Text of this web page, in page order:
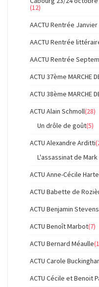
(12)
AACTU Rentrée Janvier
AACTU Rentrée
AACTU Rentrée
ACTU 37ème MARCHE
ACTU 38ème MARCHE
ACTU Alain Schmoll(28)
Un drôle de goût(5)
ACTU Alexandre Arditti
L'assassinat de
ACTU Anne-Cécile
ACTU Babette de
ACTU Benjamin
ACTU Benoît Marbot(7)
ACTU Bernard Méaulle
ACTU Carole
ACTU Cécile et Benoit